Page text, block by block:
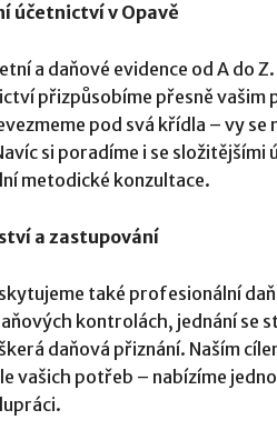
účetnictví v Opavě
a daňové evidence od A do
přizpůsobíme přesně vašim
pod svá křídla – vy se
si poradíme i se
metodické konzultace.
a zastupování
také profesionální
kontrolách, jednání se
daňová přiznání. Naším
vašich potřeb – nabízíme